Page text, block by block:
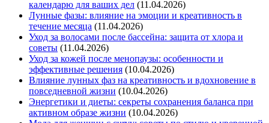
календарю для ваших дел (11.04.2026)
Лунные фазы: влияние на эмоции и креативность в
течение месяца (11.04.2026)
Уход за волосами после бассейна: защита от хлора и
советы (11.04.2026)
Уход за кожей после менопаузы: особенности и
эффективные решения (10.04.2026)
Влияние лунных фаз на креативность и вдохновение в
повседневной жизни (10.04.2026)
Энергетики и диеты: секреты сохранения баланса при
активном образе жизни (10.04.2026)